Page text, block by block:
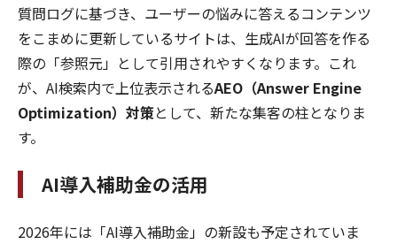
質問ログに基づき、ユーザーの悩みに答えるコンテンツ
をこまめに更新しているサイトは、生成AIが回答を作る
際の「参照元」として引用されやすくなります。これ
が、AI検索内で上位表示されるAEO（Answer Engine
Optimization）対策として、新たな集客の柱となりま
す。
AI導入補助金の活用
2026年には「AI導入補助金」の新設も予定されていま